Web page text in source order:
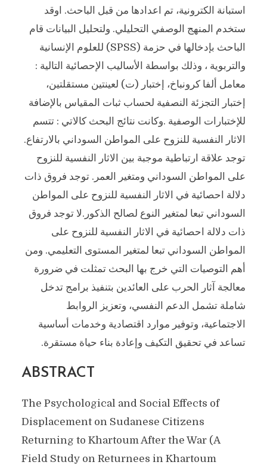
استبانة الكترونية، تم اعدادها من قبل الباحث. اوقد
ستخدم المنهج الوصفي التحليلي. ولتحليل البيانات قام
الباحث بإدخالها في حزمة (SPSS) للعلوم الإنسانية
والتربوية ، وذلك بواسطة الأساليب الإحصائية التالية :
معامل ألفا كرونباخ، إختبار (ت) لعينتين مستقلتين،
إختبار التجزئة النصفية لحساب ثبات المقياس بالإضافة
للإختبارات الوصفية .وكانت نتائج البحث كالاتي : تتسم
الاثار النفسية للنزوح على المواطن السوداني بالارتفاع.
توجد علاقة ارتباطية موجبة بين الاثار النفسية للنزوح
على المواطن السوداني ومتغير العمر. توجد فروق ذات
دلالة احصائية في الاثار النفسية للنزوح على المواطن
السوداني تبعا لمتغير النوع لصالح الذكور.لا توجد فروق
ذات دلالة احصائية في الاثار النفسية للنزوح على
المواطن السوداني تبعا لمتغير المستوى التعليمي. ومن
أهم التوصيات التي خرج بها البحث تمثلت في ضرورة
معالجة آثار الحرب على العائدين بتنفيذ برامج تدخل
شاملة تشمل الدعم النفسي، وتعزيز الروابط
الاجتماعية، وتوفير موارد اقتصادية وخدمات أساسية
تساعد في تحقيق التكيف وإعادة بناء حياة مستقرة.
ABSTRACT
The Psychological and Social Effects of
Displacement on Sudanese Citizens
Returning to Khartoum After the War (A
Field Study on Returnees in Khartoum